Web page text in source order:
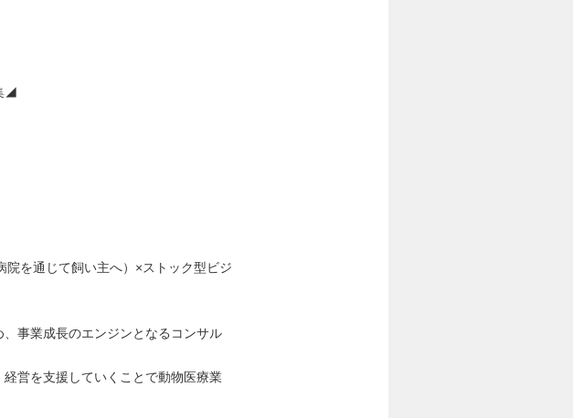
◢
院を通じて飼い主へ）×ストック型ビジ
事業成長のエンジンとなるコンサル
営を支援していくことで動物医療業